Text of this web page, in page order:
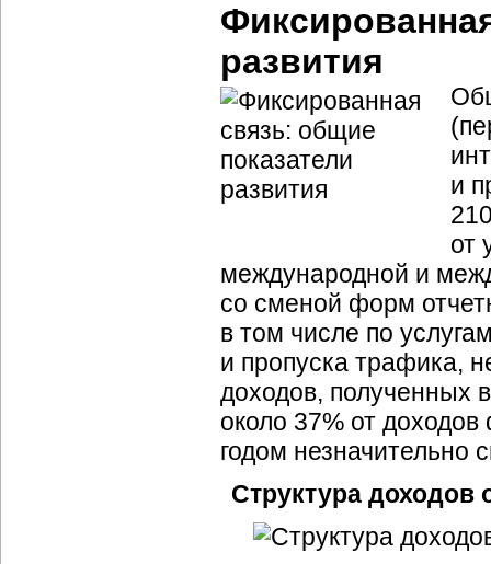
развития
и
от
международной и
со сменой форм
в том числе по
и пропуска трафика,
доходов, полученных
около 37% от
годом незначительно
Структура доходов